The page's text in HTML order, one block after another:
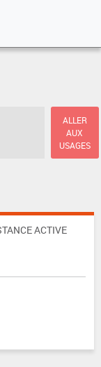
ALLER
AUX
USAGES
ACTIVE